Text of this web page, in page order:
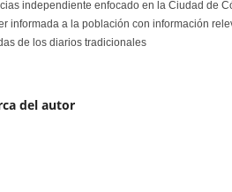
independiente enfocado en la Ciudad de
informada a la población con información
de los diarios tradicionales
del autor